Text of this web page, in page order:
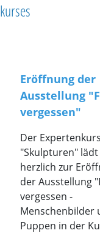
Eröffnung der
Ausstellung
vergessen"
Der
"Skulpturen" lädt
herzlich zur
der Ausstellung
vergessen -
Menschenbilder
Puppen in der